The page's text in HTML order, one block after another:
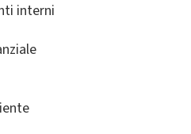
interni